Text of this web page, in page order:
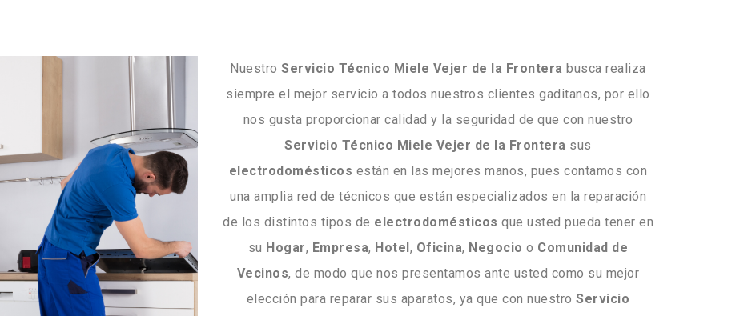
NuestroServicio Técnico Miele Vejer de la Frontera busca realiza
siempre el mejor servicio a todos nuestros clientes gaditanos, por ello
nos gusta proporcionar calidad y la seguridad de que con nuestro
Servicio Técnico Miele Vejer de la Frontera sus
electrodomésticos están en las mejores manos, pues contamos con
una amplia red de técnicos que están especializados en la reparación
de los distintos tipos de electrodomésticos que usted pueda tener en
su Hogar, Empresa, Hotel, Oficina, Negocio o Comunidad de
Vecinos, de modo que nos presentamos ante usted como su mejor
elección para reparar sus aparatos, ya que con nuestroServicio